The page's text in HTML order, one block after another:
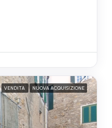
VENDITA NUOVA ACQUISIZIONE